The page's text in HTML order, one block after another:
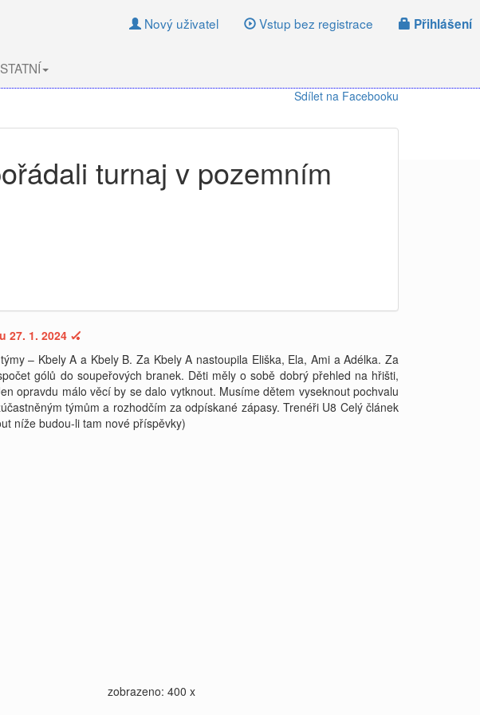
Nový uživatel Vstup bez registrace Přihlášení
Sdílet na Facebooku
turnaj v pozemním
27. 1. 2024 🏑
– Kbely A a Kbely B. Za Kbely A nastoupila Eliška, Ela, Ami a Adélka. Za
gólů do soupeřových branek. Děti měly o sobě dobrý přehled na hřišti,
opravdu málo věcí by se dalo vytknout. Musíme dětem vyseknout pochvalu
týmům a rozhodčím za odpískané zápasy. Trenéři U8 Celý článek
níže budou-li tam nové příspěvky)
zobrazeno: 400 x